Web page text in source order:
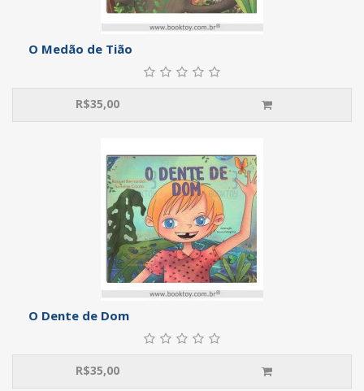
O Medão de Tião
R$35,00
O Dente de Dom
R$35,00